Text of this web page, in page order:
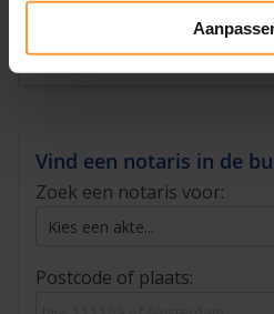
Bekijk notaristarieven
een huis
Vind een notaris in de
Zoek een notaris voor:
Postcode of plaats: